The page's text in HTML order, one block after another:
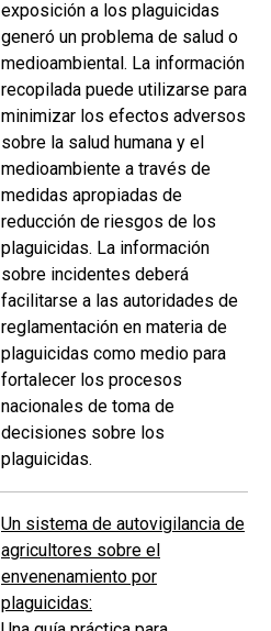
exposición a los plaguicidas
generó un problema de salud o
medioambiental. La información
recopilada puede utilizarse para
minimizar los efectos adversos
sobre la salud humana y el
medioambiente a través de
medidas apropiadas de
reducción de riesgos de los
plaguicidas. La información
sobre incidentes deberá
facilitarse a las autoridades de
reglamentación en materia de
plaguicidas como medio para
fortalecer los procesos
nacionales de toma de
decisiones sobre los
plaguicidas.
Un sistema de autovigilancia de
agricultores sobre el
envenenamiento por
plaguicidas: